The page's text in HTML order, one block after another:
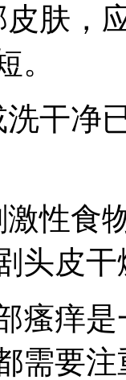
肤，
。
干净
性食
头皮干
瘙痒
需要